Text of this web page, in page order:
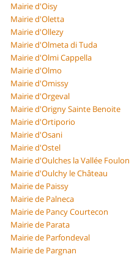
Mairie d'Oisy
Mairie d'Oletta
Mairie d'Ollezy
Mairie d'Olmeta di Tuda
Mairie d'Olmi Cappella
Mairie d'Olmo
Mairie d'Omissy
Mairie d'Orgeval
Mairie d'Origny Sainte Benoite
Mairie d'Ortiporio
Mairie d'Osani
Mairie d'Ostel
Mairie d'Oulches la Vallée Foulon
Mairie d'Oulchy le Château
Mairie de Paissy
Mairie de Palneca
Mairie de Pancy Courtecon
Mairie de Parata
Mairie de Parfondeval
Mairie de Pargnan